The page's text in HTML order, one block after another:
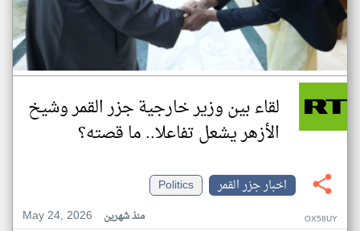
لقاء بين وزير خارجية جزر القمر وشيخ
الأزهر يشعل تفاعلا.. ما قصته؟
اخبار جزر القمر
Politics
May 24, 2026
منذ شهرين OX58UY